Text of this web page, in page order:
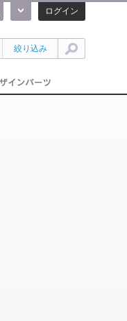
ログイン
絞り込み